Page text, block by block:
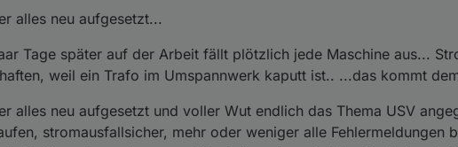
alles neu aufgesetzt...
Tage später auf der Arbeit fällt plötzlich jede Maschine aus...
weil ein Trafo im Umspannwerk kaputt ist.. ...das kommt
alles neu aufgesetzt und voller Wut endlich das Thema USV
stromausfallsicher, mehr oder weniger alle Fehlermeldungen